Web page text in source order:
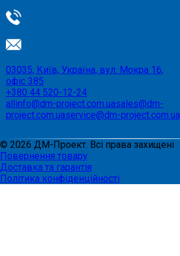
03035, Київ, Україна, вул. Мокра 16,
офіс 385
+380 44 520-12-24
allinfo@dm-project.com.uasales@dm-
project.com.uaservice@dm-project.com.ua
© 2026 ДМ-Проект. Всі права захищені
Повернення товару
Доставка та гарантія
Політика конфіденційності